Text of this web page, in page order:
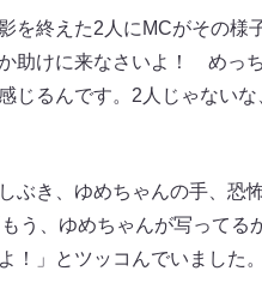
を終えた2人にMCがその様
けに来なさいよ！ めっち
じるんです。2人じゃない
ぶき、ゆめちゃんの手、恐
う、ゆめちゃんが写ってる
！」とツッコんでいました。